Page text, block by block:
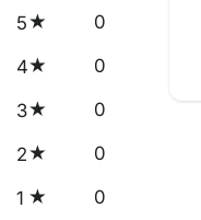
5 0
4 0
3 0
2 0
1 0